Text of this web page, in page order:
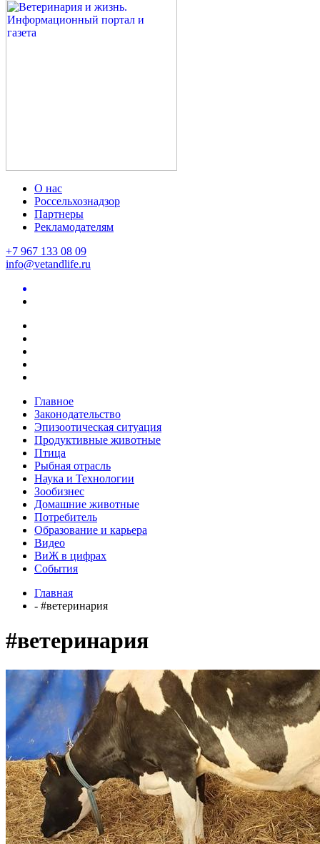
О нас
Россельхознадзор
Партнеры
Рекламодателям
+7 967 133 08 09
info@vetandlife.ru
Главное
Законодательство
Эпизоотическая ситуация
Продуктивные животные
Птица
Рыбная отрасль
Наука и Технологии
Зообизнес
Домашние животные
Потребитель
Образование и карьера
Видео
ВиЖ в цифрах
События
Главная
- #ветеринария
#ветеринария